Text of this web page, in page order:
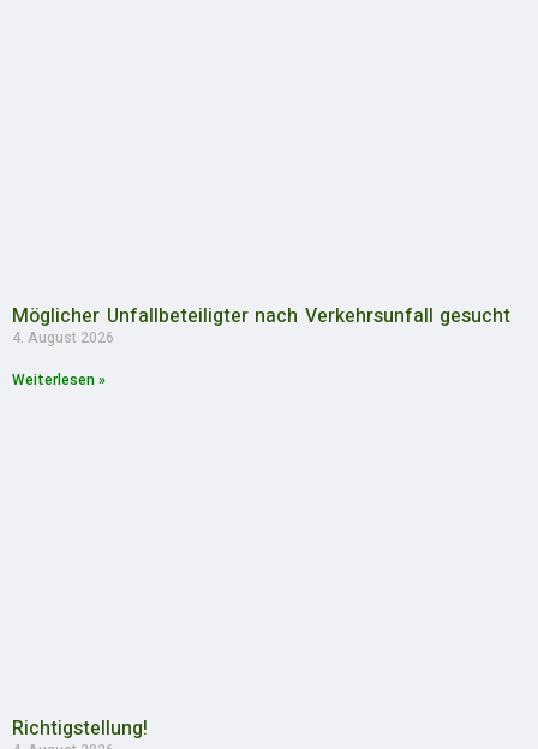
Möglicher Unfallbeteiligter nach Verkehrsunfall gesucht
4. August 2026
Weiterlesen »
Richtigstellung!